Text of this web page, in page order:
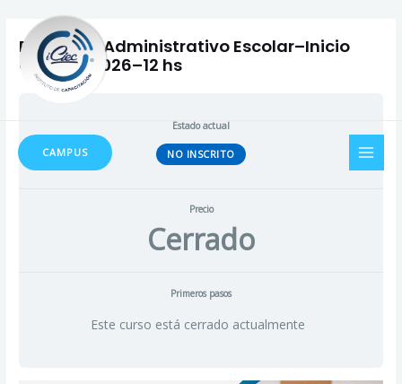
contenido
CAMPUS
Preceptor Administrativo Escolar–Inicio
Octubre 2026–12 hs
Estado actual
NO INSCRITO
Precio
Cerrado
Primeros pasos
Este curso está cerrado actualmente